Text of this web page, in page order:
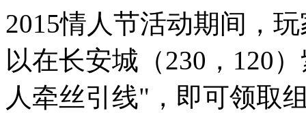
2015情人节活动期间，
以在长安城（230，120
人牵丝引线"，即可领取